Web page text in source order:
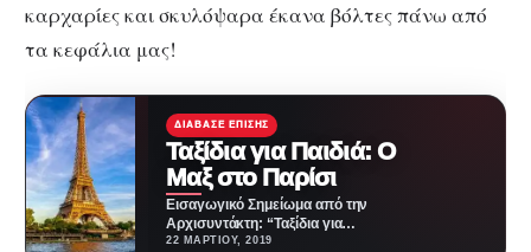
καρχαρίες και σκυλόψαρα έκανα βόλτες πάνω από
τα κεφάλια μας!
ΔΙΆΒΑΣΕ ΕΠΊΣΗΣ
Ταξίδια για Παιδιά: O
Μαξ στο Παρίσι
Εισαγωγικό Σημείωμα από την
Αρχισυντάκτη: “Ταξίδια για
Παιδιά: Ο Μαξ στο Παρίσι. Η
22 ΜΑΡΤΊΟΥ, 2019